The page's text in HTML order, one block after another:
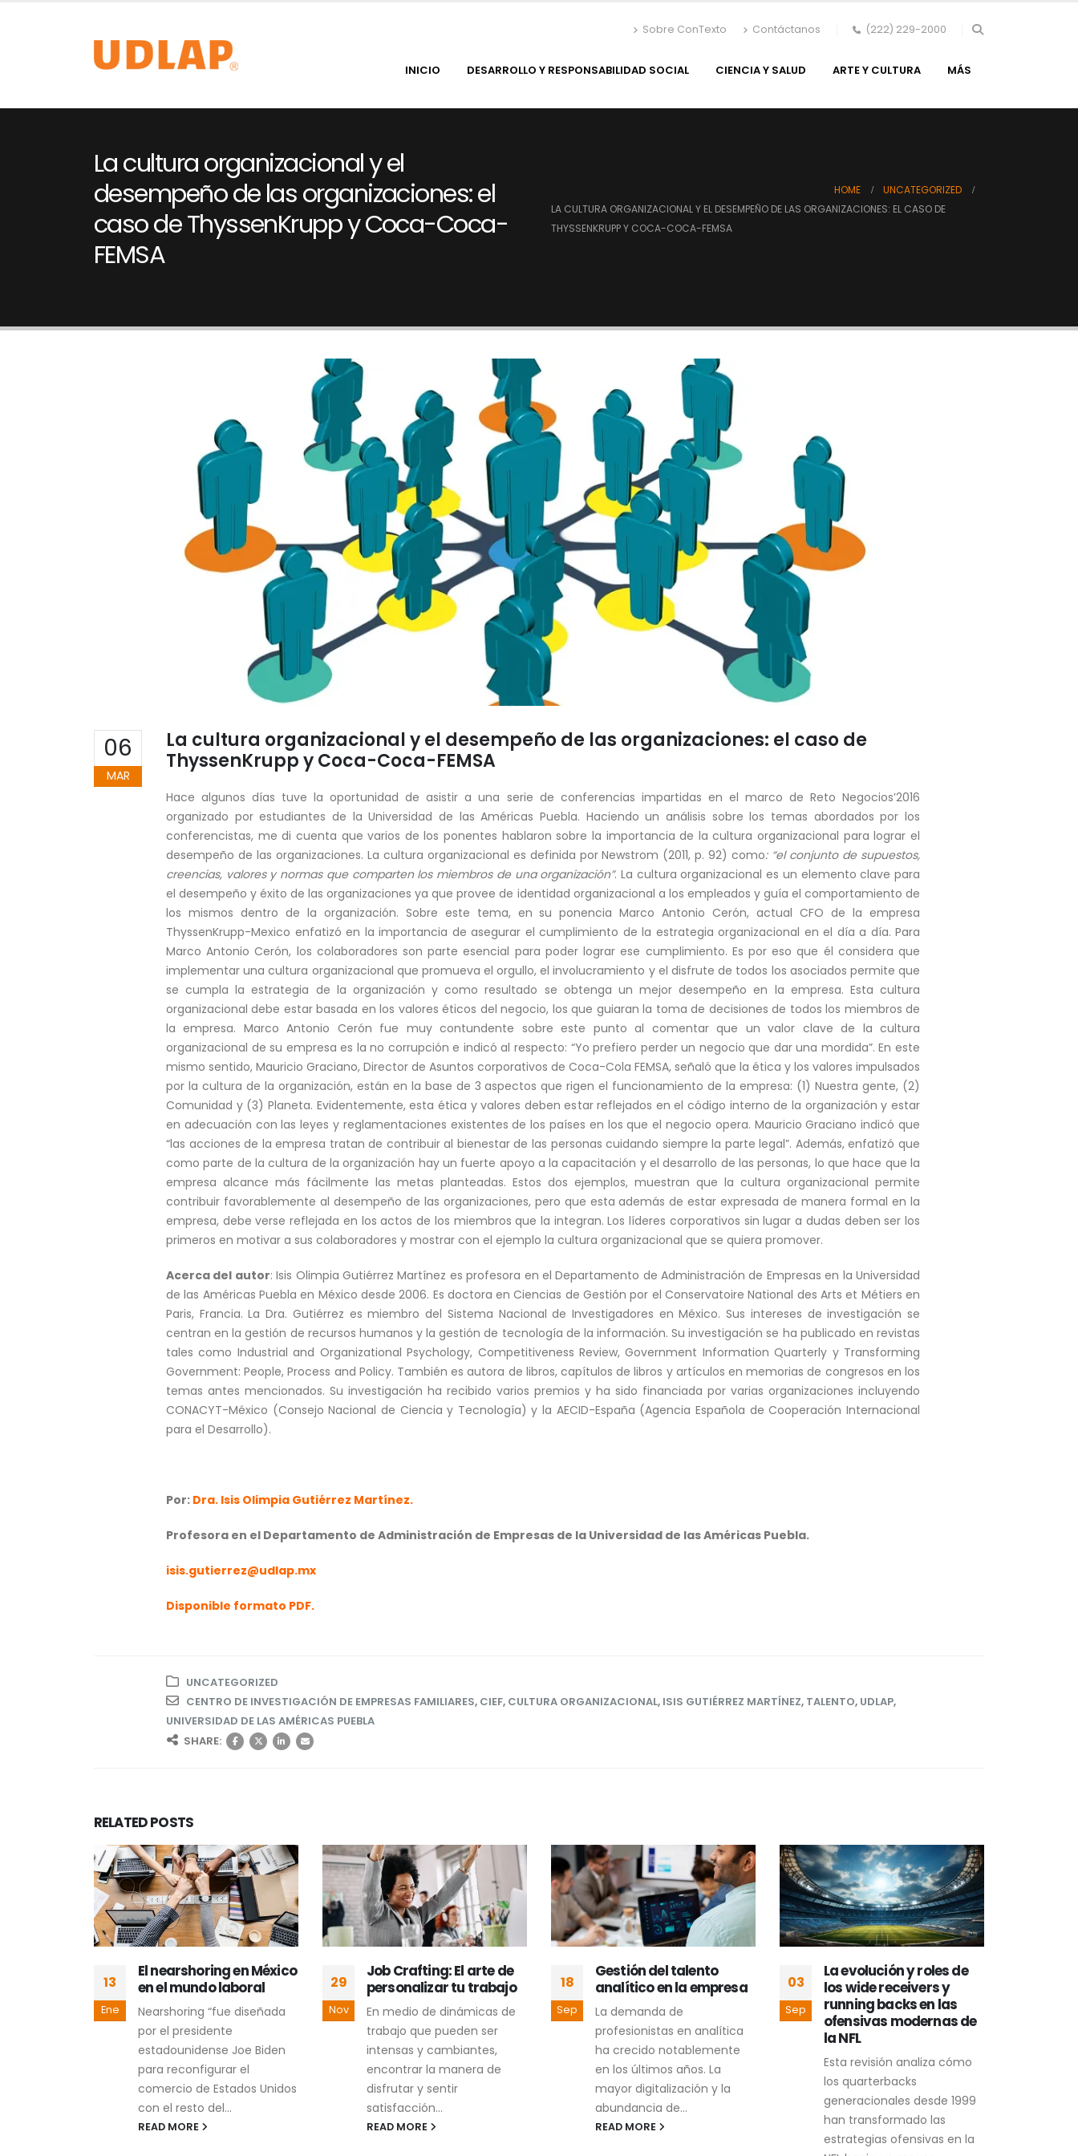
Sobre ConTexto Contáctanos (222) 229-2000
INICIO DESARROLLO Y RESPONSABILIDAD SOCIAL CIENCIA Y SALUD ARTE Y CULTURA MÁS
La cultura organizacional y el
desempeño de las organizaciones: el
caso de ThyssenKrupp y Coca-Coca-
FEMSA
HOME
UNCATEGORIZED
LA CULTURA ORGANIZACIONAL Y EL DESEMPEÑO DE LAS ORGANIZACIONES: EL CASO DE
THYSSENKRUPP Y COCA-COCA-FEMSA
06
MAR
La cultura organizacional y el desempeño de las organizaciones: el caso de
ThyssenKrupp y Coca-Coca-FEMSA
Hace algunos días tuve la oportunidad de asistir a una serie de conferencias impartidas en el marco de Reto Negocios’2016
organizado por estudiantes de la Universidad de las Américas Puebla. Haciendo un análisis sobre los temas abordados por los
conferencistas, me di cuenta que varios de los ponentes hablaron sobre la importancia de la cultura organizacional para lograr el
desempeño de las organizaciones. La cultura organizacional es definida por Newstrom (2011, p. 92) como: “el conjunto de supuestos,
creencias, valores y normas que comparten los miembros de una organización”. La cultura organizacional es un elemento clave para
el desempeño y éxito de las organizaciones ya que provee de identidad organizacional a los empleados y guía el comportamiento de
los mismos dentro de la organización. Sobre este tema, en su ponencia Marco Antonio Cerón, actual CFO de la empresa
ThyssenKrupp-Mexico enfatizó en la importancia de asegurar el cumplimiento de la estrategia organizacional en el día a día. Para
Marco Antonio Cerón, los colaboradores son parte esencial para poder lograr ese cumplimiento. Es por eso que él considera que
implementar una cultura organizacional que promueva el orgullo, el involucramiento y el disfrute de todos los asociados permite que
se cumpla la estrategia de la organización y como resultado se obtenga un mejor desempeño en la empresa. Esta cultura
organizacional debe estar basada en los valores éticos del negocio, los que guiaran la toma de decisiones de todos los miembros de
la empresa. Marco Antonio Cerón fue muy contundente sobre este punto al comentar que un valor clave de la cultura
organizacional de su empresa es la no corrupción e indicó al respecto: “Yo prefiero perder un negocio que dar una mordida”. En este
mismo sentido, Mauricio Graciano, Director de Asuntos corporativos de Coca-Cola FEMSA, señaló que la ética y los valores impulsados
por la cultura de la organización, están en la base de 3 aspectos que rigen el funcionamiento de la empresa: (1) Nuestra gente, (2)
Comunidad y (3) Planeta. Evidentemente, esta ética y valores deben estar reflejados en el código interno de la organización y estar
en adecuación con las leyes y reglamentaciones existentes de los países en los que el negocio opera. Mauricio Graciano indicó que
“las acciones de la empresa tratan de contribuir al bienestar de las personas cuidando siempre la parte legal”. Además, enfatizó que
como parte de la cultura de la organización hay un fuerte apoyo a la capacitación y el desarrollo de las personas, lo que hace que la
empresa alcance más fácilmente las metas planteadas. Estos dos ejemplos, muestran que la cultura organizacional permite
contribuir favorablemente al desempeño de las organizaciones, pero que esta además de estar expresada de manera formal en la
empresa, debe verse reflejada en los actos de los miembros que la integran. Los líderes corporativos sin lugar a dudas deben ser los
primeros en motivar a sus colaboradores y mostrar con el ejemplo la cultura organizacional que se quiera promover.
Acerca del autor: Isis Olimpia Gutiérrez Martínez es profesora en el Departamento de Administración de Empresas en la Universidad
de las Américas Puebla en México desde 2006. Es doctora en Ciencias de Gestión por el Conservatoire National des Arts et Métiers en
Paris, Francia. La Dra. Gutiérrez es miembro del Sistema Nacional de Investigadores en México. Sus intereses de investigación se
centran en la gestión de recursos humanos y la gestión de tecnología de la información. Su investigación se ha publicado en revistas
tales como Industrial and Organizational Psychology, Competitiveness Review, Government Information Quarterly y Transforming
Government: People, Process and Policy. También es autora de libros, capítulos de libros y artículos en memorias de congresos en los
temas antes mencionados. Su investigación ha recibido varios premios y ha sido financiada por varias organizaciones incluyendo
CONACYT-México (Consejo Nacional de Ciencia y Tecnología) y la AECID-España (Agencia Española de Cooperación Internacional
para el Desarrollo).
Por: Dra. Isis Olimpia Gutiérrez Martínez.
Profesora en el Departamento de Administración de Empresas de la Universidad de las Américas Puebla.
isis.gutierrez@udlap.mx
Disponible formato PDF.
UNCATEGORIZED
CENTRO DE INVESTIGACIÓN DE EMPRESAS FAMILIARES, CIEF, CULTURA ORGANIZACIONAL, ISIS GUTIÉRREZ MARTÍNEZ, TALENTO, UDLAP,
UNIVERSIDAD DE LAS AMÉRICAS PUEBLA
SHARE:
RELATEDPOSTS
13
Ene
El nearshoring en México
en el mundo laboral
Nearshoring “fue diseñada
por el presidente
estadounidense Joe Biden
para reconfigurar el
comercio de Estados Unidos
con el resto del...
READ MORE
29
Nov
Job Crafting: El arte de
personalizar tu trabajo
En medio de dinámicas de
trabajo que pueden ser
intensas y cambiantes,
encontrar la manera de
disfrutar y sentir
satisfacción...
READ MORE
18
Sep
Gestión del talento
analítico en la empresa
La demanda de
profesionistas en analítica
ha crecido notablemente
en los últimos años. La
mayor digitalización y la
abundancia de...
READ MORE
03
Sep
La evolución y roles de
los wide receivers y
running backs en las
ofensivas modernas de
la NFL
Esta revisión analiza cómo
los quarterbacks
generacionales desde 1999
han transformado las
estrategias ofensivas en la